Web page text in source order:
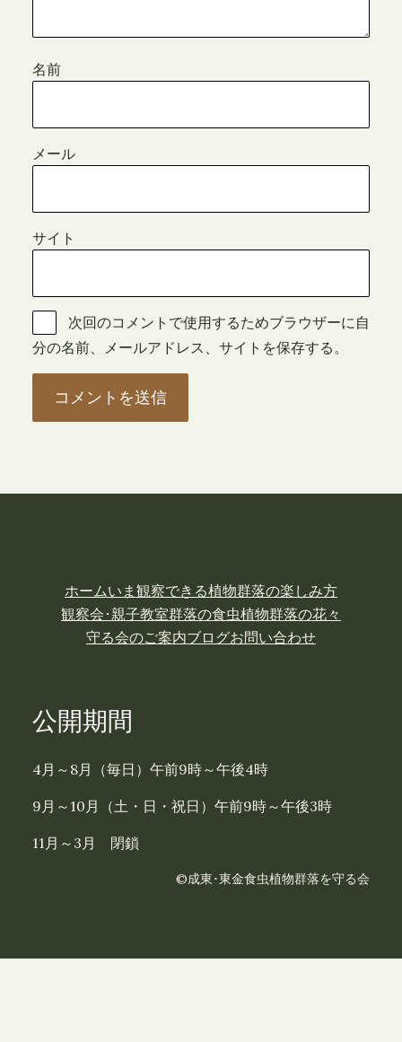
名前
メール
サイト
次回のコメントで使用するためブラウザーに自
分の名前、メールアドレス、サイトを保存する。
ホームいま観察できる植物群落の楽しみ方
観察会･親子教室群落の食虫植物群落の花々
守る会のご案内ブログお問い合わせ
公開期間
4月～8月（毎日）午前9時～午後4時
9月～10月（土・日・祝日）午前9時～午後3時
11月～3月 閉鎖
©成東･東金食虫植物群落を守る会